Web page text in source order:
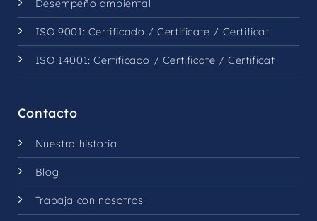
Desempeño ambiental
ISO 9001: Certificado /Certificate / Certificat
ISO 14001:Certificado / Certificate /Certificat
Contacto
Nuestra historia
Blog
Trabaja con nosotros